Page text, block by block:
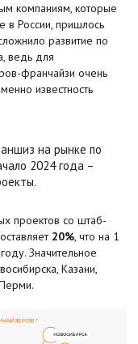
компаниям, которые
в России, пришлось
развитие по
ведь для
франчайзи очень
известность
на рынке по
2024 года –
проектов со штаб-
20%, что на 1
Значительное
Казани,